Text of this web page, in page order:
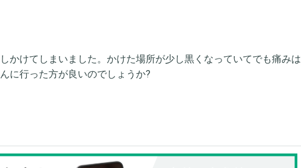
かけてしまいました。かけた場所が少し黒くなっていてでも痛みは
に行った方が良いのでしょうか?